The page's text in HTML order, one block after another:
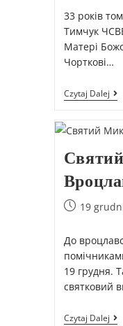
33 років
Тимчук
Матері
Чорткові…
Czytaj Dalej
19
До
19 грудня.
святковий
Czytaj Dalej